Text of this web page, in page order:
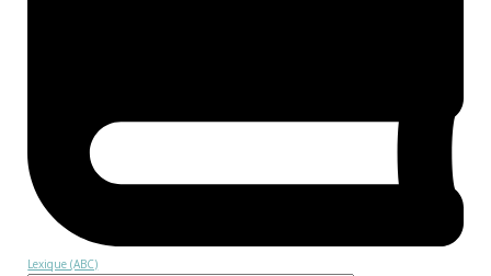
Lexique (ABC)